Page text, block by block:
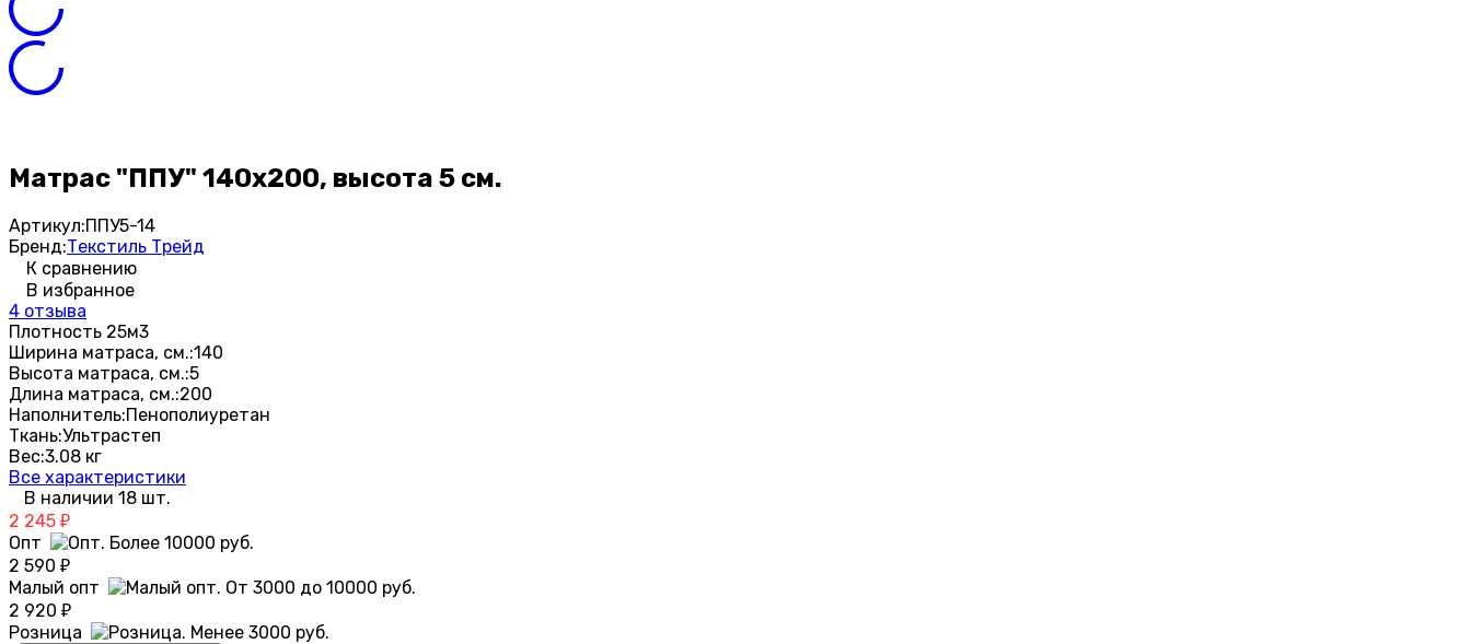
Матрас "ППУ" 140х200, высота 5 см.
Артикул:ППУ5-14
Бренд:Текстиль Трейд
К сравнению
В избранное
4 отзыва
Плотность 25м3
Ширина матраса, см.:140
Высота матраса, см.:5
Длина матраса, см.:200
Наполнитель:Пенополиуретан
Ткань:Ультрастеп
Вес:3.08 кг
Все характеристики
В наличии 18 шт.
2 245 ₽
Опт
2 590 ₽
Малый опт
2 920 ₽
Розница